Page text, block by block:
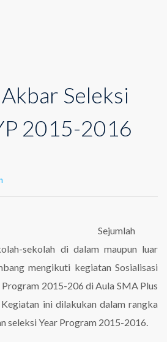
Seleksi
2015-2016
2015-
2016
Sejumlah
sekolah di dalam maupun luar
mengikuti kegiatan Sosialisasi
Program 2015-206 di Aula SMA Plus
ini dilakukan dalam rangka
seleksi Year Program 2015-2016.